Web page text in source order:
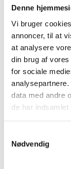
Denne
Vi bruger
annoncer, til at
at analysere
din brug af
for sociale
data med andre
de har indsamlet
Nødvendig